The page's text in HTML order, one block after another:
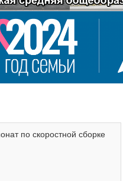
по скоростной сборке